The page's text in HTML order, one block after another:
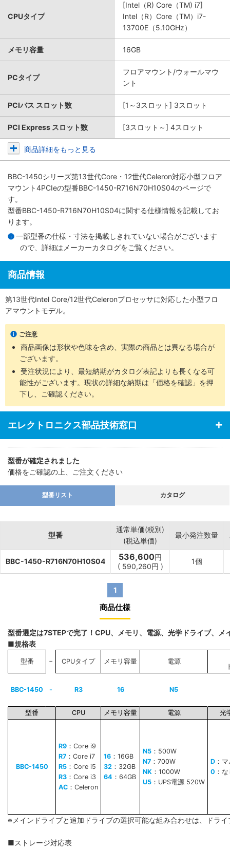
CPUタイプ
[Intel（R) Core（TM) i7]
Intel（R）Core（TM）i7-
13700E（5.10GHz）
メモリ容量 16GB
PCタイプ
フロアマウント/ウォールマウ
ント
PCIバス スロット数 [1～3スロット] 3スロット
PCI Express スロット数 [3スロット～] 4スロット
商品詳細をもっと見る
BBC-1450シリーズ第13世代Core・12世代Celeron対応小型フロア
マウント4PCIeの型番BBC-1450-R716N70H10S04のページで
す。
型番BBC-1450-R716N70H10S04に関する仕様情報を記載してお
ります。
一部型番の仕様・寸法を掲載しきれていない場合がございます
ので、詳細は メーカーカタログをご覧ください。
商品情報
第13世代Intel Core/12世代Celeronプロセッサに対応した小型フロ
アマウントモデル。
ご注意
商品画像は形状や色味を含め、実際の商品とは異なる場合が
ございます。
受注状況により、最短納期がカタログ表記よりも長くなる可
能性がございます。現状の詳細な納期は「価格を確認」を押
下し、ご確認ください。
エレクトロニクス部品技術窓口
型番が確定されました
価格をご確認の上、ご注文ください
型番リスト カタログ
型番
通常単価(税別)
(税込単価)
最小発注数量
BBC-1450-R716N70H10S04 536,600円
( 590,260円 )
1個
1
商品仕様
型番選定は7STEPで完了！CPU、メモリ、電源、光学ドライブ、
■規格表
型番 − CPUタイプ メモリ容量 電源
BBC-1450 - R3 16 N5
型番 CPU メモリ容量 電源 光
BBC-1450
R9 ：Core i9
R7 ：Core i7
R5 ：Core i5
R3 ：Core i3
AC ：Celeron
16 ：16GB
32 ：32GB
64 ：64GB
N5 ：500W
N7 ：700W
NK ：1000W
U5 ：UPS電源 520W
D ：
0 ：
※メインドライブと追加ドライブの選択可能な組み合わせは、ドラ
■ストレージ対応表